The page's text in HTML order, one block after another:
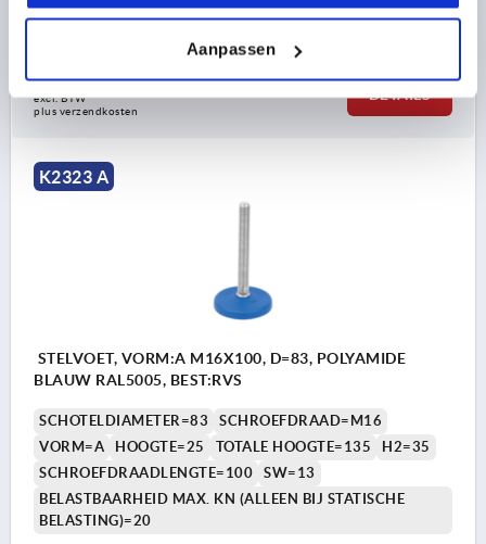
Aanpassen
12,74 €
excl. BTW
plus verzendkosten
DETAILS
K2323 A
STELVOET, VORM:A M16X100, D=83, POLYAMIDE
BLAUW RAL5005, BEST:RVS
SCHOTELDIAMETER=83
SCHROEFDRAAD=M16
VORM=A
HOOGTE=25 TOTALE HOOGTE=135
H2=35
SCHROEFDRAADLENGTE=100
SW=13
BELASTBAARHEID MAX. KN (ALLEEN BIJ STATISCHE
BELASTING)=20